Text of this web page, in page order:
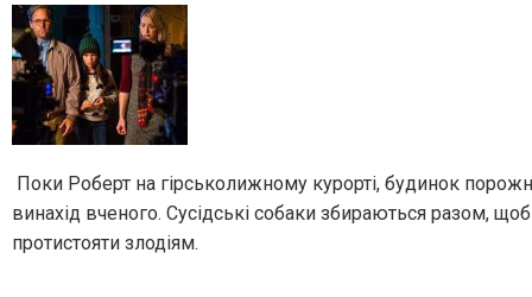
Поки Роберт на гірськолижному курорті, будинок
винахід вченого. Сусідські собаки збираються разом,
протистояти злодіям.